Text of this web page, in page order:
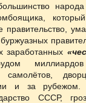
народа
правительство,
буржуазных
заработанных
самолётов,
и за
СССР,